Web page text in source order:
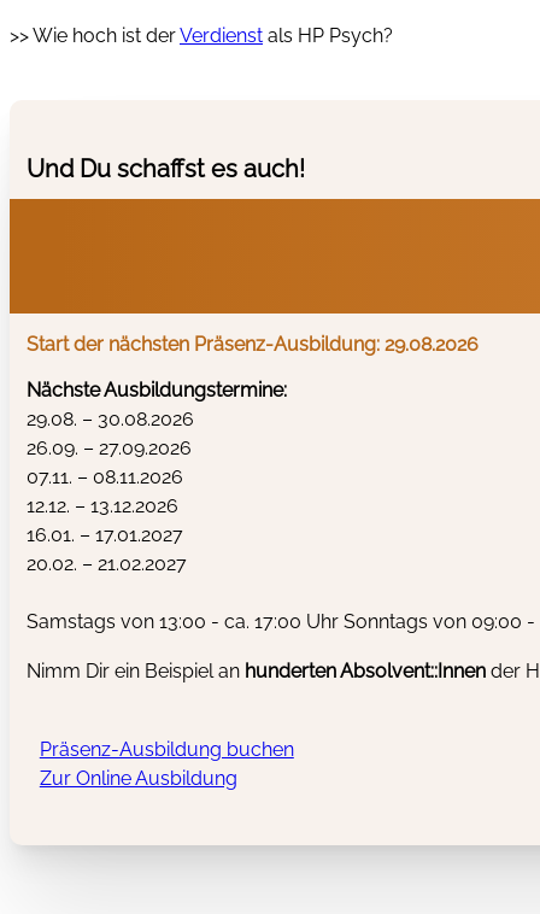
>> Wie hoch ist derVerdienst als HP Psych?
Und Du schaffst es auch!
Start der nächsten Präsenz-Ausbildung: 29.08.2026
Nächste Ausbildungstermine:
29.08. – 30.08.2026
26.09. – 27.09.2026
07.11. – 08.11.2026
12.12. – 13.12.2026
16.01. – 17.01.2027
20.02. – 21.02.2027
Samstags von 13:00 - ca. 17:00 Uhr Sonntags von 09:00 -
Nimm Dir ein Beispiel an hundertenAbsolvent::Innender
Präsenz-Ausbildung buchen
Zur Online Ausbildung